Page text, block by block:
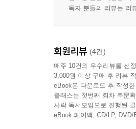
독자 분들의 리뷰는 리
회원리뷰 (4건)
매주 10건의 우수리뷰를 선
3,000원 이상 구매 후 리뷰
eBook은 다운로드 후 작성
클래스는 첫번째 회차 주문
사락 독서모임으로 진행된
eBook 페이백, CD/LP,